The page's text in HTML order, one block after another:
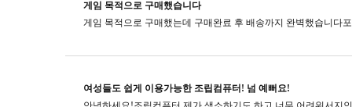
게임 목적으로 구매했습니다
여성들도 쉽게 이용가능한 조립컴퓨터! 넘 예뻐요!